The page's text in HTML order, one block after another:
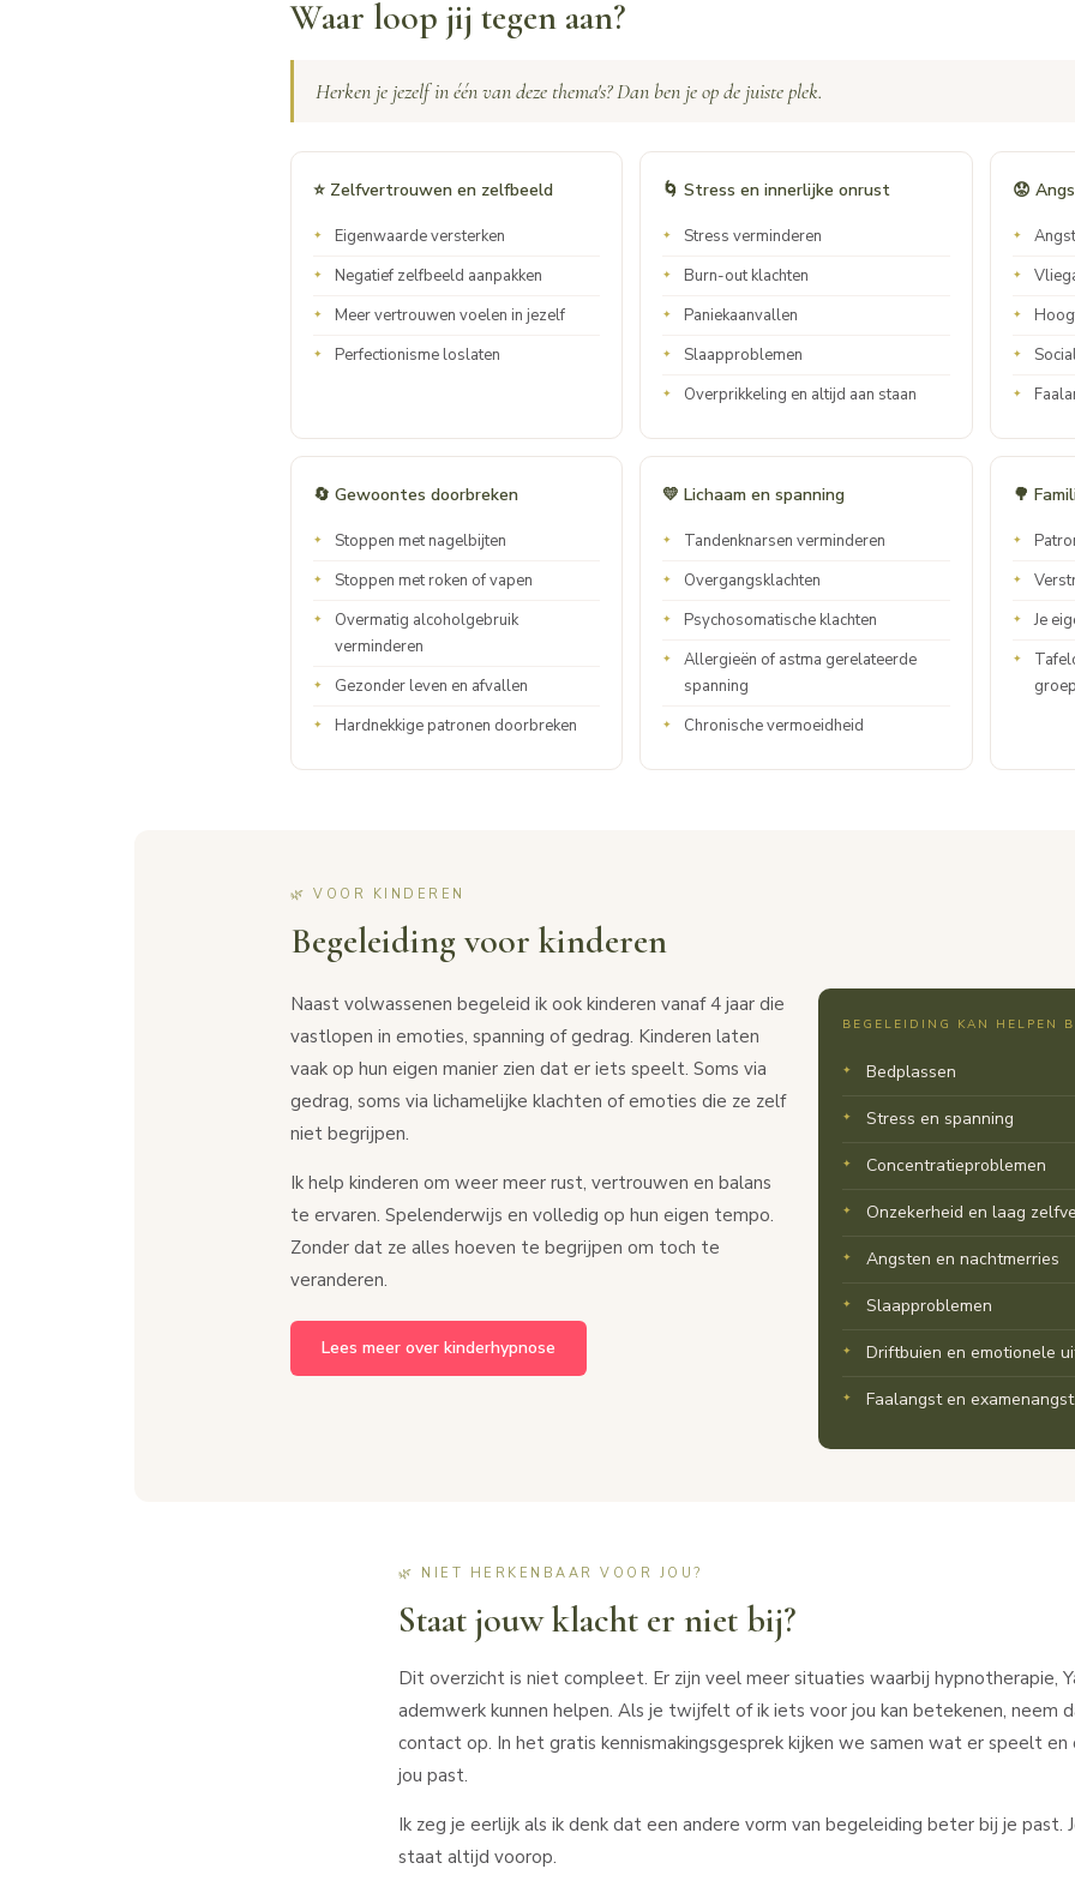
Waar loop jij tegen aan?
Herken je jezelf in één van deze thema's? Dan ben je op de juiste plek.
⭐ Zelfvertrouwen en zelfbeeld
Eigenwaarde versterken
Negatief zelfbeeld aanpakken
Meer vertrouwen voelen in jezelf
Perfectionisme loslaten
🌀 Stress en innerlijke onrust
Stress verminderen
Burn-out klachten
Paniekaanvallen
Slaapproblemen
Overprikkeling en altijd aan staan
😟
🔄 Gewoontes doorbreken
Stoppen met nagelbijten
Stoppen met roken of vapen
Overmatig alcoholgebruik
verminderen
Gezonder leven en afvallen
Hardnekkige patronen doorbreken
💛 Lichaam en spanning
Tandenknarsen verminderen
Overgangsklachten
Psychosomatische klachten
Allergieën of astma gerelateerde
spanning
Chronische vermoeidheid
🌳
Je
🌿 VOOR KINDEREN
Begeleiding voor kinderen
Naast volwassenen begeleid ik ook kinderen vanaf 4 jaar die
vastlopen in emoties, spanning of gedrag. Kinderen laten
vaak op hun eigen manier zien dat er iets speelt. Soms via
gedrag, soms via lichamelijke klachten of emoties die ze zelf
niet begrijpen.
Ik help kinderen om weer meer rust, vertrouwen en balans
te ervaren. Spelenderwijs en volledig op hun eigen tempo.
Zonder dat ze alles hoeven te begrijpen om toch te
veranderen.
Lees meer over kinderhypnose
BEGELEIDING KAN HELPEN
Bedplassen
Stress en spanning
Concentratieproblemen
Onzekerheid en laag
Angsten en nachtmerries
Slaapproblemen
Driftbuien en emotionele
Faalangst en examenangst
🌿 NIET HERKENBAAR VOOR JOU?
Staat jouw klacht er niet bij?
Dit overzicht is niet compleet. Er zijn veel meer situaties waarbij hypnotherapie,
ademwerk kunnen helpen. Als je twijfelt of ik iets voor jou kan betekenen, neem
contact op. In het gratis kennismakingsgesprek kijken we samen wat er speelt en
jou past.
Ik zeg je eerlijk als ik denk dat een andere vorm van begeleiding beter bij je past.
staat altijd voorop.